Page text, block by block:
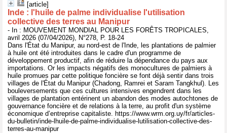
[article]
Inde : l'huile de palme individualise l'utilisation
collective des terres au Manipur
- In : MOUVEMENT MONDIAL POUR LES FORÊTS TROPICALES,
avril 2026 (07/04/2026), N°278, P. 18-24
Dans l'État du Manipur, au nord-est de l'Inde, les plantations de palmier
à huile ont été introduites dans le cadre d'un programme de
développement productif, afin de réduire la dépendance du pays aux
importations. Or les impacts négatifs des monocultures de palmiers à
huile promues par cette politique foncière se font déjà sentir dans trois
villages de l'État du Manipur (Chadong, Ramrei et Saram Tangkhul). Les
bouleversements que ces cultures intensives engendrent dans les
villages de plantation entérinent un abandon des modes autochtones de
gouvernance foncière et de relations à la terre, au profit d'un système
économique d’entreprise capitaliste. https://www.wrm.org.uy/fr/articles-
du-bulletin/inde-lhuile-de-palme-individualise-lutilisation-collective-des-
terres-au-manipur